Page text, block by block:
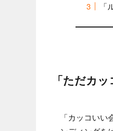
「ただカ
「カッコい